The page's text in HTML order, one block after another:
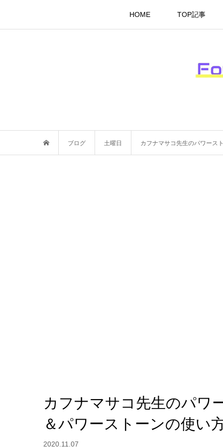
HOME TOP記事
ブログ 土曜日 カフナマサコ先生のパワース
カフナマサコ先生のパワ
＆パワーストーンの使い
2020.11.07